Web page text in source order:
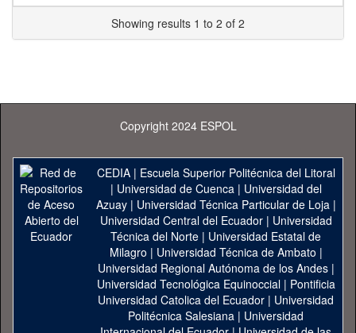
Showing results 1 to 2 of 2
Copyright 2024 ESPOL
CEDIA| Escuela Superior Politécnica del Litoral
| Universidad de Cuenca| Universidad del
Azuay| Universidad Técnica Particular de Loja|
Universidad Central del Ecuador| Universidad
Técnica del Norte | Universidad Estatal de
Milagro | Universidad Técnica de Ambato |
Universidad Regional Autónoma de los Andes|
Universidad Tecnológica Equinoccial| Pontificia
Universidad Catolica del Ecuador | Universidad
Politécnica Salesiana | Universidad